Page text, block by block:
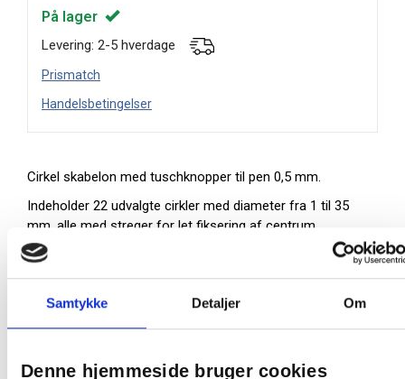
Samtykke Detaljer Om
Denne hjemmeside bruger cookies
På lager
Levering: 2-5 hverdage
Prismatch
Handelsbetingelser
Cirkel skabelon med tuschknopper til pen 0,5 mm.
Indeholder 22 udvalgte cirkler med diameter fra 1 til 35
mm, alle med streger for let fiksering af centrum.
Længde: 160 mm
Bredde: 90 mm